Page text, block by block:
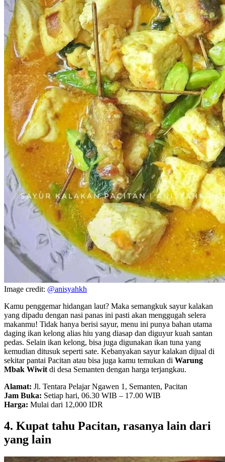
Image credit: @anisyahkh
Kamu penggemar hidangan laut? Maka semangkuk sayur kalakan
yang dipadu dengan nasi panas ini pasti akan menggugah selera
makanmu! Tidak hanya berisi sayur, menu ini punya bahan utama
daging ikan kelong alias hiu yang diasap dan diguyur kuah santan
pedas. Selain ikan kelong, bisa juga digunakan ikan tuna yang
kemudian ditusuk seperti sate. Kebanyakan sayur kalakan dijual di
sekitar pantai Pacitan atau bisa juga kamu temukan di Warung
Mbak Wiwit di desa Semanten dengan harga terjangkau.
Alamat: Jl. Tentara Pelajar Ngawen 1, Semanten, Pacitan
Jam Buka: Setiap hari, 06.30 WIB – 17.00 WIB
Harga: Mulai dari 12,000 IDR
4. Kupat tahu Pacitan, rasanya lain dari
yang lain